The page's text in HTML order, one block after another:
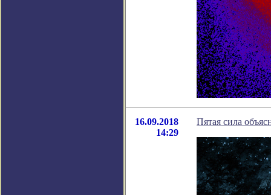
16.09.2018
14:29
Пятая сила